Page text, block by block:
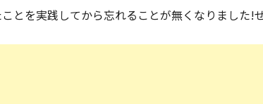
とを実践してから忘れることが無くなりました!